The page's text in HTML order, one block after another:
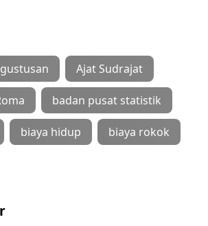
Ajat Sudrajat
badan pusat statistik
biaya hidup biaya rokok